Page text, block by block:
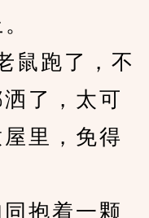
跑了，不
了，太可
里，免得
抱着一颗